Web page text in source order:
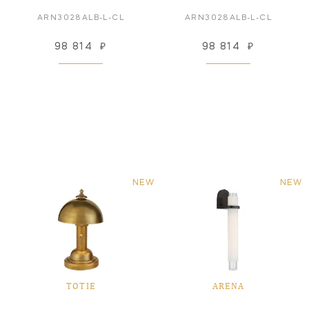
ARN3028ALB-L-CL
98 814 ₽
ARN3028ALB-L-CL
98 814 ₽
NEW
TOTIE
NEW
ARENA